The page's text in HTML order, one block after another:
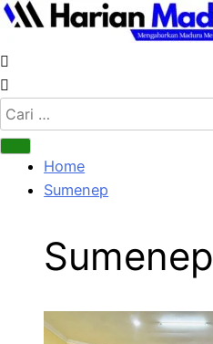
Cari
untuk:
Home
Sumenep
Sumenep